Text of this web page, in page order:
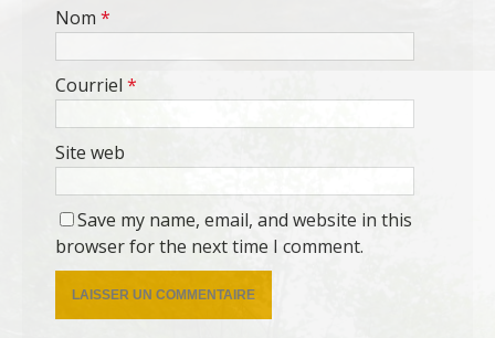
Nom *
Courriel *
Site web
Save my name, email, and website in this
browser for the next time I comment.